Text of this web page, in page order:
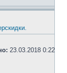
23.03.2018 0:22